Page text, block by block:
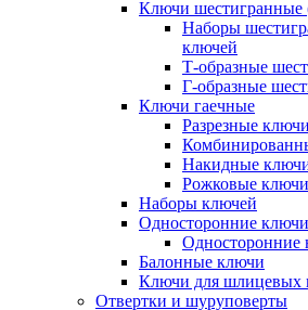
Ключи шестигранные
Наборы
ключей
Т-образные
Г-образные
Ключи гаечные
Разрезные ключи
Накидные
Рожковые ключи
Наборы ключей
Односторонние ключи
Односторонние
Балонные ключи
Ключи для шлицевых
Отвертки и шуруповерты